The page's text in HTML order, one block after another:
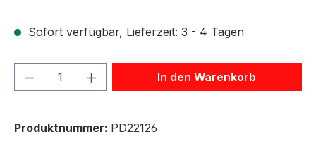
Sofort verfügbar, Lieferzeit: 3 - 4 Tagen
Produkt Anzahl: Gib denIn den Warenkorb
Produktnummer: PD22126